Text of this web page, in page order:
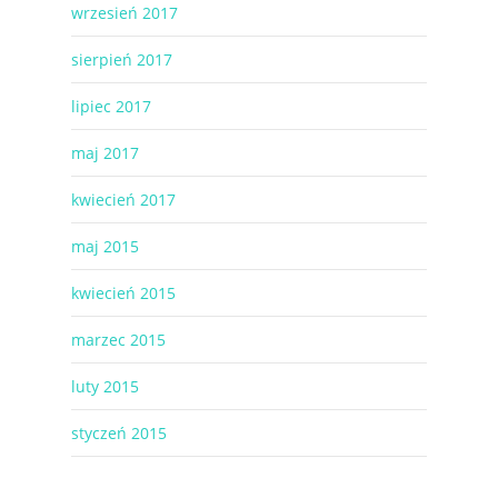
wrzesień 2017
sierpień 2017
lipiec 2017
maj 2017
kwiecień 2017
maj 2015
kwiecień 2015
marzec 2015
luty 2015
styczeń 2015